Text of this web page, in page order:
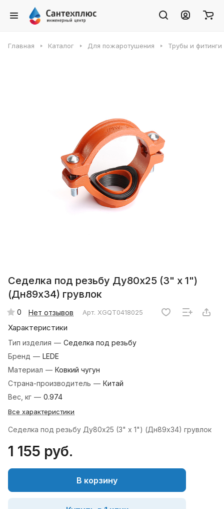
Главная Каталог Для пожаротушения Трубы и фитинги
Седелка под резьбу Ду80х25 (3" х 1")
(Дн89х34) грувлок
0 Нет отзывов Арт. XGQT0418025
Характеристики
Тип изделия — Седелка под резьбу
Бренд — LEDE
Материал — Ковкий чугун
Страна-производитель — Китай
Вес, кг — 0.974
Все характеристики
Седелка под резьбу Ду80х25 (3" х 1") (Дн89х34) грувлок
1 155 руб.
В корзину